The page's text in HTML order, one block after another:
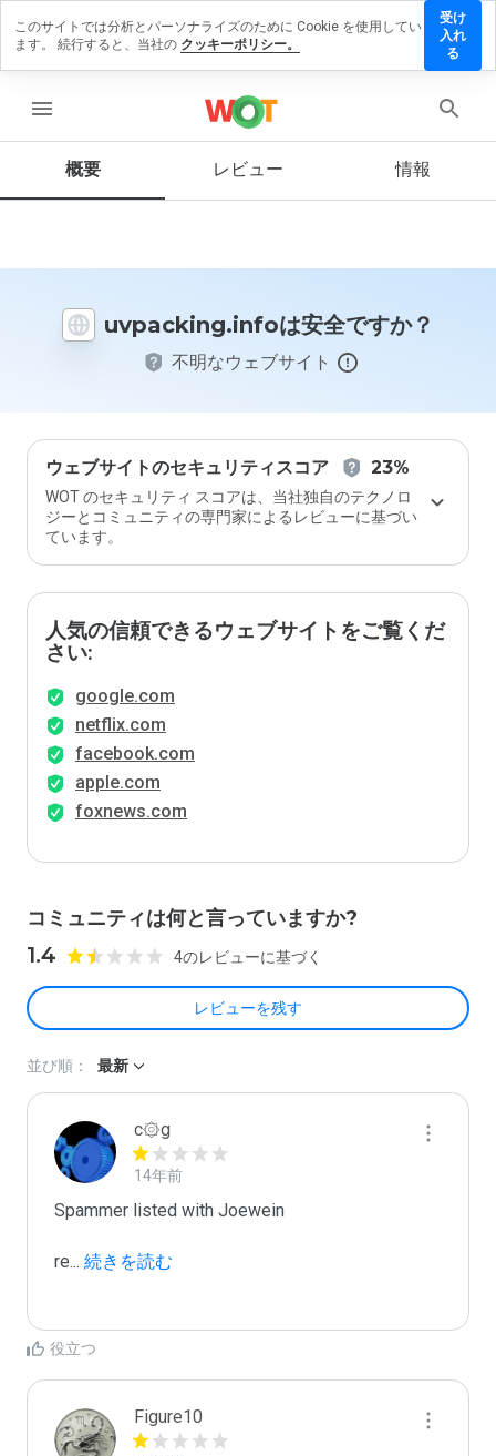
menu
概要 レビュー 情報
uvpacking.infoは安全ですか？
不明なウェブサイト
ウェブサイトのセキュリティスコア 23%
WOT のセキュリティ スコアは、当社独自のテクノロ
ジーとコミュニティの専門家によるレビューに基づい
ています。
人気の信頼できるウェブサイトをご覧くだ
さい:
google.com
netflix.com
facebook.com
apple.com
foxnews.com
コミュニティは何と言っていますか?
1.4 4のレビューに基づく
レビューを残す
ューを
この
イト
価し
ます
か？
並び順： 最新
c۞g
14年前
Spammer listed with Joewein
re... 続きを読む
役立つ
Figure10
このサイトでは分析とパーソナライズのために Cookie を使用してい
ます。 続行すると、当社の クッキーポリシー。
受け
入れ
る